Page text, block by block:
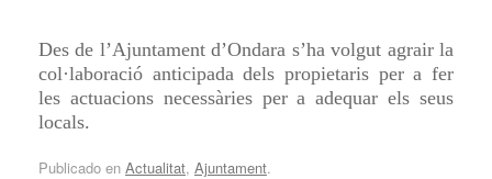
Des de l’Ajuntament d’Ondara s’ha volgut agrair la
col·laboració anticipada dels propietaris per a fer
les actuacions necessàries per a adequar els seus
locals.
Publicado en Actualitat, Ajuntament.